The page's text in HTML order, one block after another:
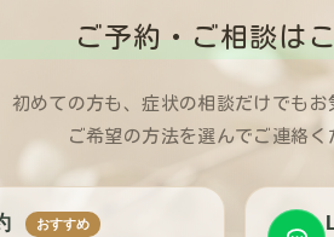
ご予約・ご相談は
初めての方も、症状の相談だけでもお
ご希望の方法を選んでご連絡く
おすすめ